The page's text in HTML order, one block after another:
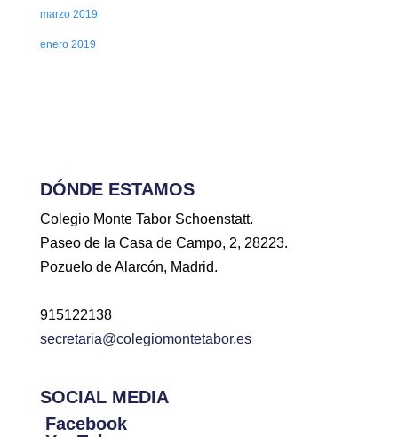
marzo 2019
enero 2019
DÓNDE ESTAMOS
Colegio Monte Tabor Schoenstatt.
Paseo de la Casa de Campo, 2, 28223.
Pozuelo de Alarcón, Madrid.
915122138
secretaria@colegiomontetabor.es
SOCIAL MEDIA
Facebook